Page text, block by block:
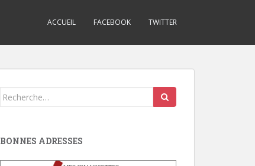
ACCUEIL FACEBOOK TWITTER
Search
BONNES ADRESSES